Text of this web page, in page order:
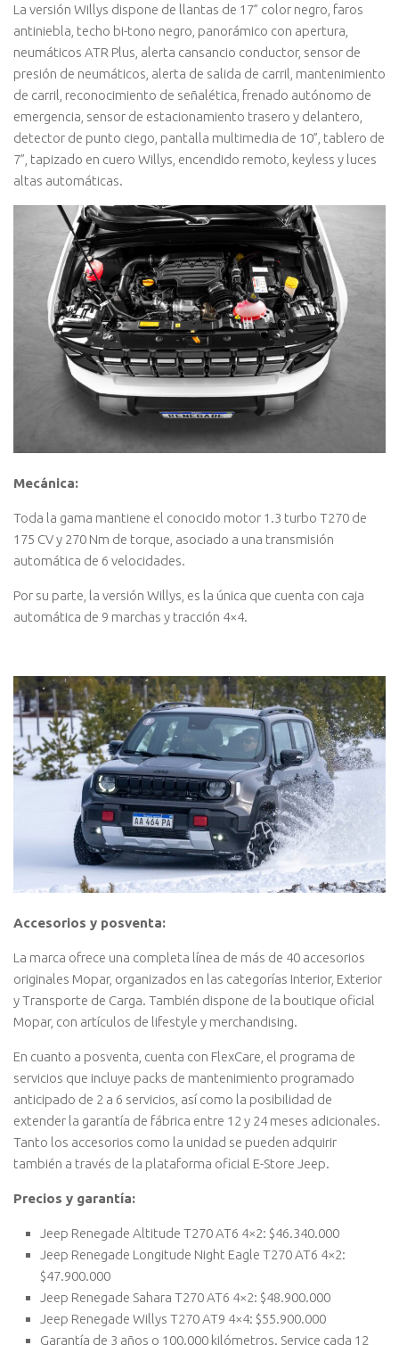
La versión Willys dispone de llantas de 17” color negro, faros
antiniebla, techo bi-tono negro, panorámico con apertura,
neumáticos ATR Plus, alerta cansancio conductor, sensor de
presión de neumáticos, alerta de salida de carril, mantenimiento
de carril, reconocimiento de señalética, frenado autónomo de
emergencia, sensor de estacionamiento trasero y delantero,
detector de punto ciego, pantalla multimedia de 10”, tablero de
7”, tapizado en cuero Willys, encendido remoto, keyless y luces
altas automáticas.
Mecánica:
Toda la gama mantiene el conocido motor 1.3 turbo T270 de
175 CV y 270 Nm de torque, asociado a una transmisión
automática de 6 velocidades.
Por su parte, la versión Willys, es la única que cuenta con caja
automática de 9 marchas y tracción 4×4.
Accesorios y posventa:
La marca ofrece una completa línea de más de 40 accesorios
originales Mopar, organizados en las categorías Interior, Exterior
y Transporte de Carga. También dispone de la boutique oficial
Mopar, con artículos de lifestyle y merchandising.
En cuanto a posventa, cuenta con FlexCare, el programa de
servicios que incluye packs de mantenimiento programado
anticipado de 2 a 6 servicios, así como la posibilidad de
extender la garantía de fábrica entre 12 y 24 meses adicionales.
Tanto los accesorios como la unidad se pueden adquirir
también a través de la plataforma oficial E-Store Jeep.
Precios y garantía:
Jeep Renegade Altitude T270 AT6 4×2: $46.340.000
Jeep Renegade Longitude Night Eagle T270 AT6 4×2:
$47.900.000
Jeep Renegade Sahara T270 AT6 4×2: $48.900.000
Jeep Renegade Willys T270 AT9 4×4: $55.900.000
Garantía de 3 años o 100.000 kilómetros. Service cada 12